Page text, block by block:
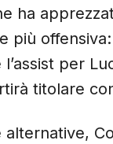
ha
più
per
titolare
alternative,